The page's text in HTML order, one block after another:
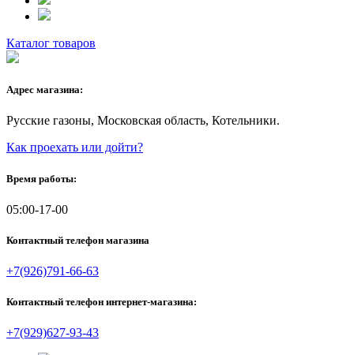
Каталог товаров
Адрес магазина:
Русские газоны, Московская область, Котельники.
Как проехать или дойти?
Время работы:
05:00-17-00
Контактный телефон магазина
+7(926)791-66-63
Контактный телефон интернет-магазина:
+7(929)627-93-43